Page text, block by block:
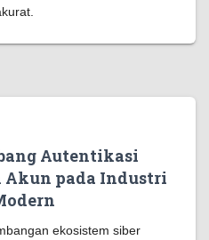
Autentikasi
pada Industri
ekosistem siber